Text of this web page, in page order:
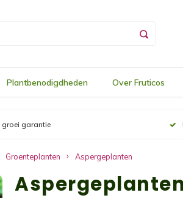
Plantbenodigdheden Over Fruticos
groei garantie
Groenteplanten Aspergeplanten
Aspergeplanten